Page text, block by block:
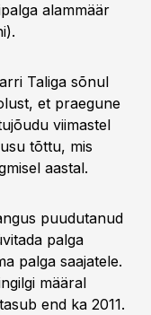
alammäär
Taliga sõnul
et praegune
viimastel
tõttu, mis
aastal.
puudutanud
palga
palga saajatele.
määral
end ka 2011.